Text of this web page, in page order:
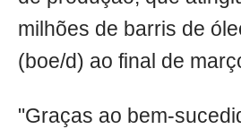
milhões de barris de
(boe/d) ao final de
"Graças ao bem-